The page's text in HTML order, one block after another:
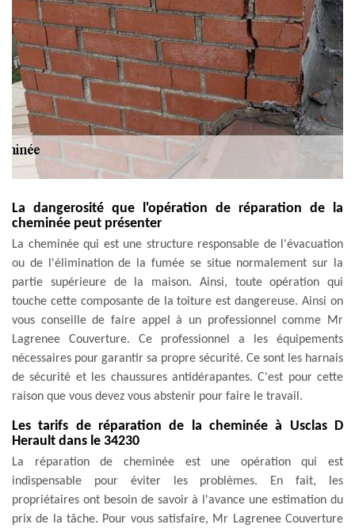
La dangerosité que l'opération de réparation de la
cheminée peut présenter
La cheminée qui est une structure responsable de l'évacuation
ou de l'élimination de la fumée se situe normalement sur la
partie supérieure de la maison. Ainsi, toute opération qui
touche cette composante de la toiture est dangereuse. Ainsi on
vous conseille de faire appel à un professionnel comme Mr
Lagrenee Couverture. Ce professionnel a les équipements
nécessaires pour garantir sa propre sécurité. Ce sont les harnais
de sécurité et les chaussures antidérapantes. C'est pour cette
raison que vous devez vous abstenir pour faire le travail.
Les tarifs de réparation de la cheminée à Usclas D
Herault dans le 34230
La réparation de cheminée est une opération qui est
indispensable pour éviter les problèmes. En fait, les
propriétaires ont besoin de savoir à l'avance une estimation du
prix de la tâche. Pour vous satisfaire, Mr Lagrenee Couverture